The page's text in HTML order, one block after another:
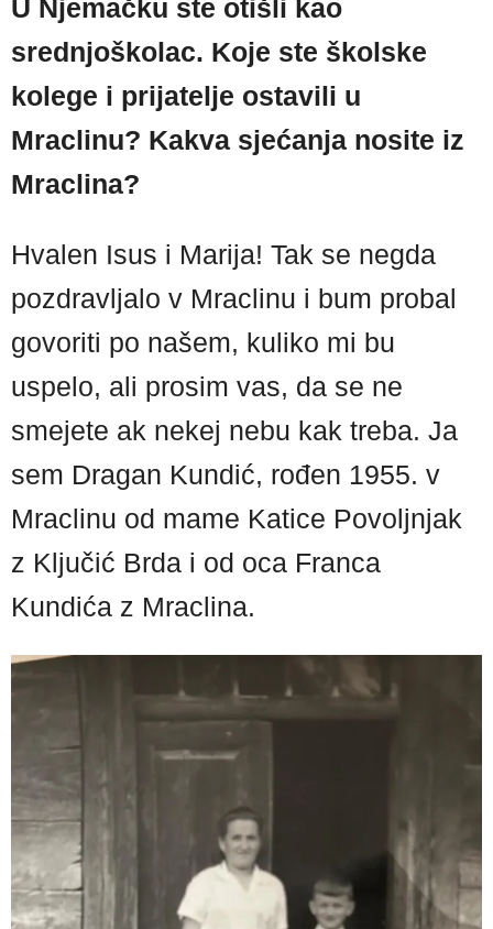
U Njemačku ste otišli kao
srednjoškolac. Koje ste školske
kolege i prijatelje ostavili u
Mraclinu? Kakva sjećanja nosite iz
Mraclina?
Hvalen Isus i Marija! Tak se negda
pozdravljalo v Mraclinu i bum probal
govoriti po našem, kuliko mi bu
uspelo, ali prosim vas, da se ne
smejete ak nekej nebu kak treba. Ja
sem Dragan Kundić, rođen 1955. v
Mraclinu od mame Katice Povoljnjak
z Ključić Brda i od oca Franca
Kundića z Mraclina.